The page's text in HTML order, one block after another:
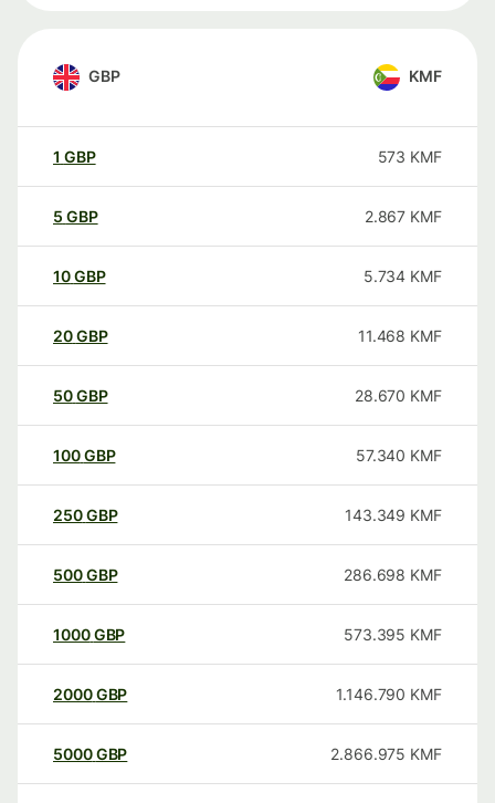
GBP KMF
1 GBP 573 KMF
5 GBP 2.867 KMF
10GBP 5.734 KMF
20GBP 11.468 KMF
50GBP 28.670 KMF
100GBP 57.340 KMF
250GBP 143.349 KMF
500GBP 286.698 KMF
1000GBP 573.395 KMF
2000GBP 1.146.790 KMF
5000GBP 2.866.975 KMF